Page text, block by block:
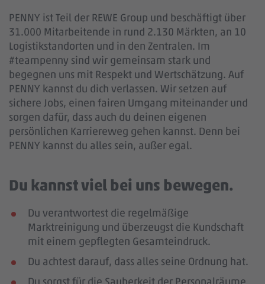
PENNY ist Teil der REWE Group und beschäftigt über
31.000 Mitarbeitende in rund 2.130 Märkten, an 10
Logistikstandorten und in den Zentralen. Im
#teampenny sind wir gemeinsam stark und
begegnen uns mit Respekt und Wertschätzung. Auf
PENNY kannst du dich verlassen. Wir setzen auf
sichere Jobs, einen fairen Umgang miteinander und
sorgen dafür, dass auch du deinen eigenen
persönlichen Karriereweg gehen kannst. Denn bei
PENNY kannst du alles sein, außer egal.
Du kannst viel bei uns bewegen.
Du verantwortest die regelmäßige
Marktreinigung und überzeugst die Kundschaft
mit einem gepflegten Gesamteindruck.
Du achtest darauf, dass alles seine Ordnung hat.